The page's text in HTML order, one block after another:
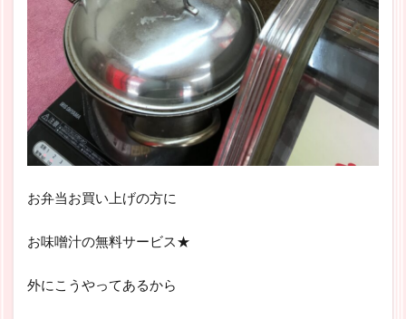
お弁当お買い上げの方に
お味噌汁の無料サービス★
外にこうやってあるから